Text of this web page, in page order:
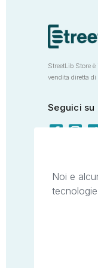
StreetLib Store
vendita diretta
Seguici su
Noi e